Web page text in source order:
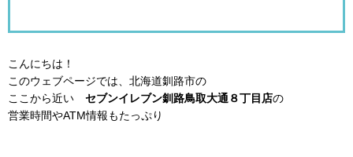
こんにちは！
このウェブページでは、北海道釧路市の
ここから近い セブンイレブン釧路鳥取大通８丁目店の
営業時間やATM情報もたっぷり